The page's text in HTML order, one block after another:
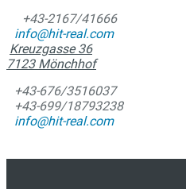
+43-2167/41666
info@hit-real.com
Kreuzgasse 36
7123 Mönchhof
+43-676/3516037
+43-699/18793238
info@hit-real.com